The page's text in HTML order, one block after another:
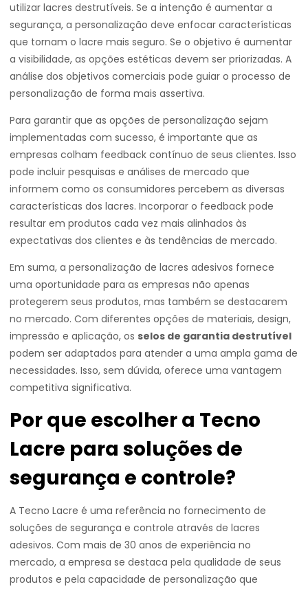
utilizar lacres destrutíveis. Se a intenção é aumentar a
segurança, a personalização deve enfocar características
que tornam o lacre mais seguro. Se o objetivo é aumentar
a visibilidade, as opções estéticas devem ser priorizadas. A
análise dos objetivos comerciais pode guiar o processo de
personalização de forma mais assertiva.
Para garantir que as opções de personalização sejam
implementadas com sucesso, é importante que as
empresas colham feedback contínuo de seus clientes. Isso
pode incluir pesquisas e análises de mercado que
informem como os consumidores percebem as diversas
características dos lacres. Incorporar o feedback pode
resultar em produtos cada vez mais alinhados às
expectativas dos clientes e às tendências de mercado.
Em suma, a personalização de lacres adesivos fornece
uma oportunidade para as empresas não apenas
protegerem seus produtos, mas também se destacarem
no mercado. Com diferentes opções de materiais, design,
impressão e aplicação, os selos de garantia destrutível
podem ser adaptados para atender a uma ampla gama de
necessidades. Isso, sem dúvida, oferece uma vantagem
competitiva significativa.
Por que escolher a Tecno
Lacre para soluções de
segurança e controle?
A Tecno Lacre é uma referência no fornecimento de
soluções de segurança e controle através de lacres
adesivos. Com mais de 30 anos de experiência no
mercado, a empresa se destaca pela qualidade de seus
produtos e pela capacidade de personalização que